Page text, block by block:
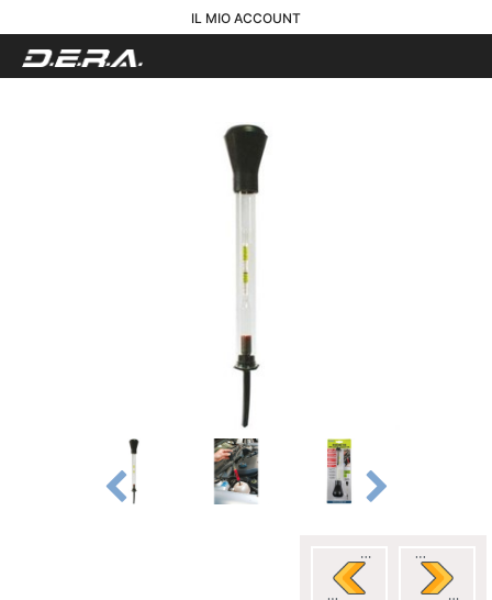
IL MIO ACCOUNT